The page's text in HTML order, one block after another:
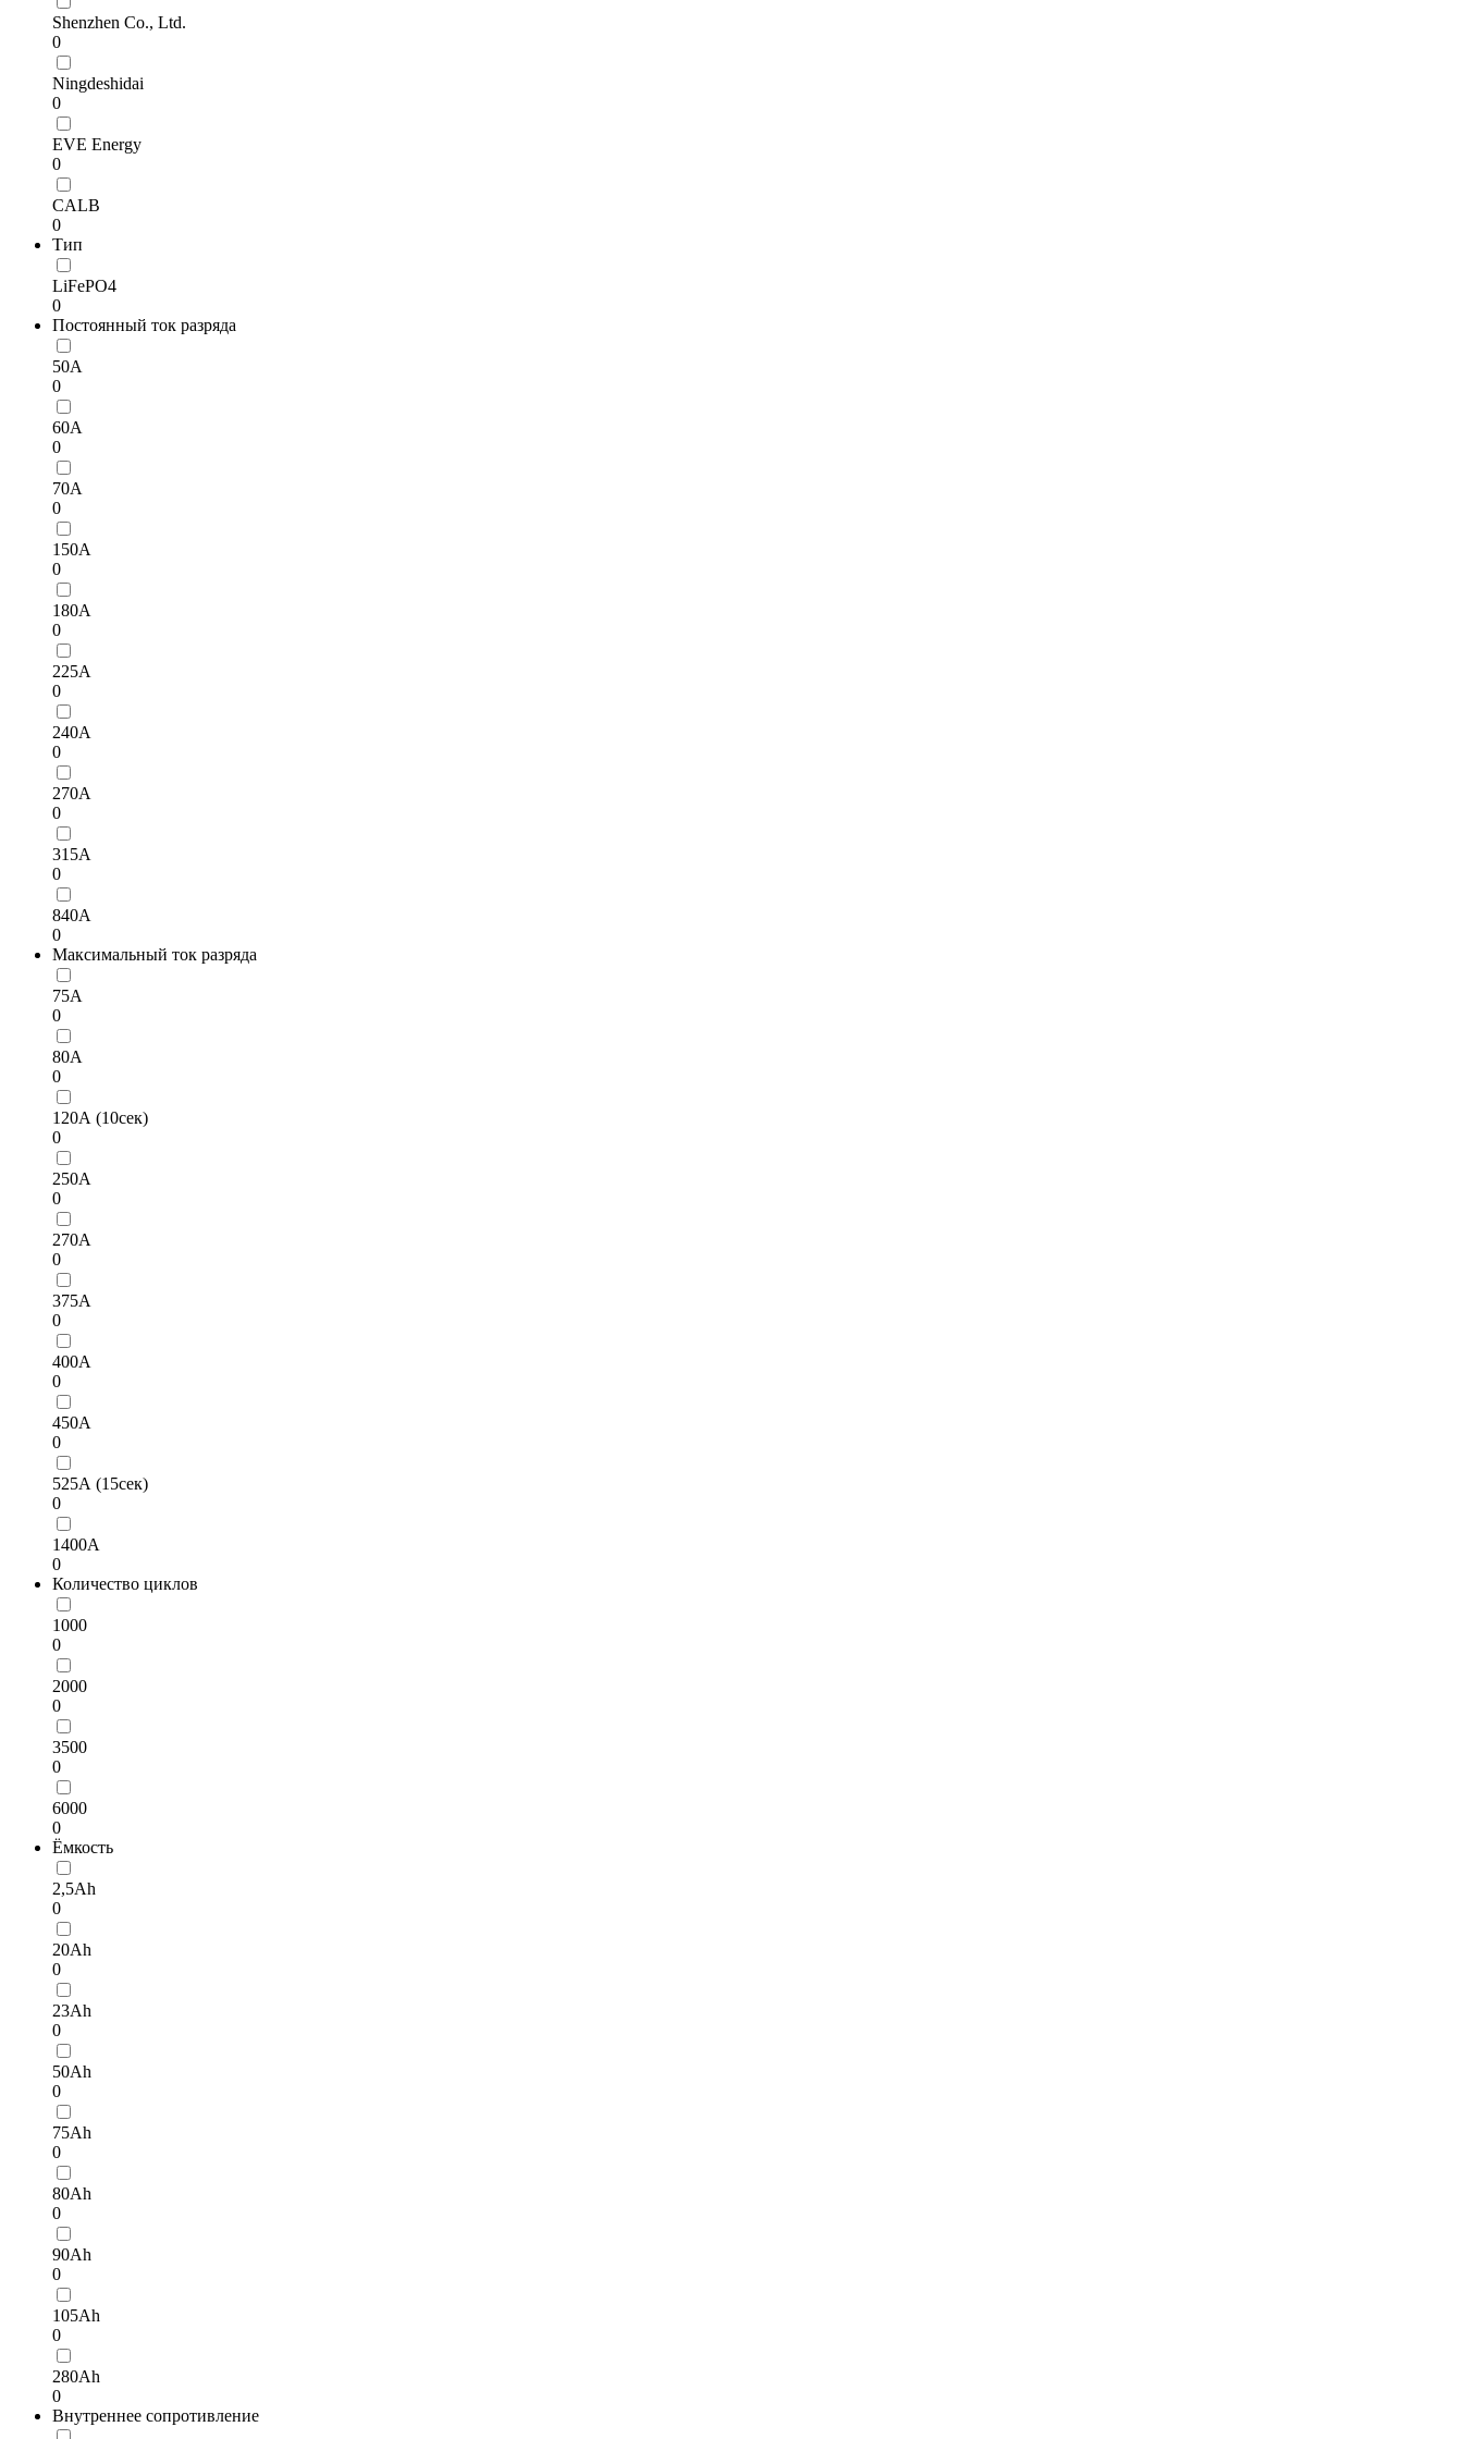
Shenzhen Co., Ltd.
0
Ningdeshidai
0
EVE Energy
0
CALB
0
Тип
LiFePO4
0
Постоянный ток разряда
50А
0
60А
0
70А
0
150А
0
180А
0
225А
0
240А
0
270A
0
315А
0
840A
0
Максимальный ток разряда
75А
0
80А
0
120А (10сек)
0
250А
0
270А
0
375А
0
400А
0
450А
0
525А (15сек)
0
1400А
0
Количество циклов
1000
0
2000
0
3500
0
6000
0
Ёмкость
2,5Ah
0
20Ah
0
23Ah
0
50Ah
0
75Ah
0
80Ah
0
90Ah
0
105Ah
0
280Ah
0
Внутреннее сопротивление